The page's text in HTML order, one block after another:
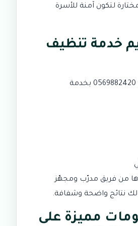
لتكون آمنة للأسرة
خدمة تنظيف
من فريق مدرّب ومجهّز
نتائج واضحة وشفافة.
مميزة على